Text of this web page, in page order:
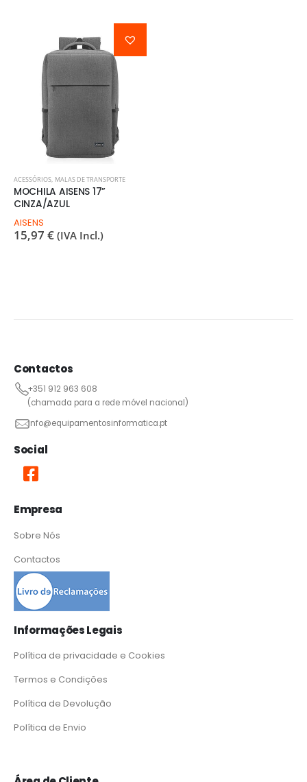
ACESSÓRIOS, MALAS DE TRANSPORTE
MOCHILA AISENS 17”
CINZA/AZUL
AISENS
15,97 € (IVA Incl.)
Contactos
+351 912 963 608
(chamada para a rede móvel nacional)
info@equipamentosinformatica.pt
Social
Empresa
Sobre Nós
Contactos
Informações Legais
Política de privacidade e Cookies
Termos e Condições
Política de Devolução
Política de Envio